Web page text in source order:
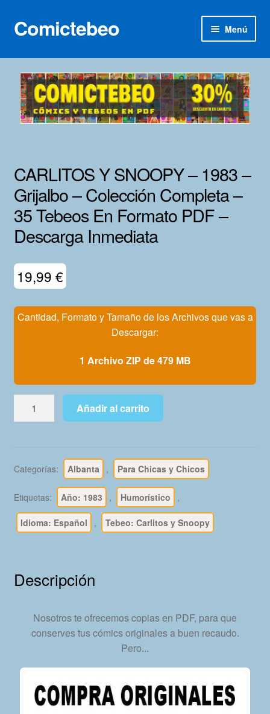
Ir
a
Ir
al
Comictebeo Menú
Inicio
Categorías
Franco-Belga
Lotes 100
Adultos
Mi Cuenta
CARLITOS Y SNOOPY – 1983 –
Grijalbo – Colección Completa –
35 Tebeos En Formato PDF –
Descarga Inmediata
19,99 €
Cantidad, Formato y Tamaño de los Archivos que vas a
Descargar:
1 Archivo ZIP de 479 MB
-
Grijalbo
Colección
Completa
Tebeos
Formato
PDF
Inmediata
cantidad
Añadir al carrito
Categorías: Albanta , Para Chicas y Chicos
Etiquetas: Año: 1983 , Humorístico ,
Idioma: Español , Tebeo: Carlitos y Snoopy
Descripción
Nosotros te ofrecemos copias en PDF, para que
conserves tus cómics originales a buen recaudo.
Pero...